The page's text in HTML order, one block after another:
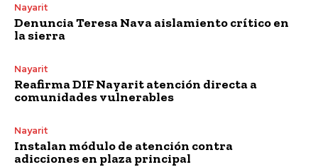
Nayarit
Denuncia Teresa Nava aislamiento crítico en
la sierra
Nayarit
Reafirma DIF Nayarit atención directa a
comunidades vulnerables
Nayarit
Instalan módulo de atención contra
adicciones en plaza principal